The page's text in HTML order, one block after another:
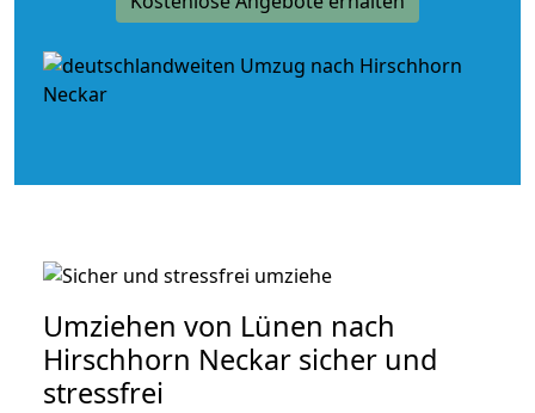
Umziehen von Lünen nach
Hirschhorn Neckar sicher und
stressfrei